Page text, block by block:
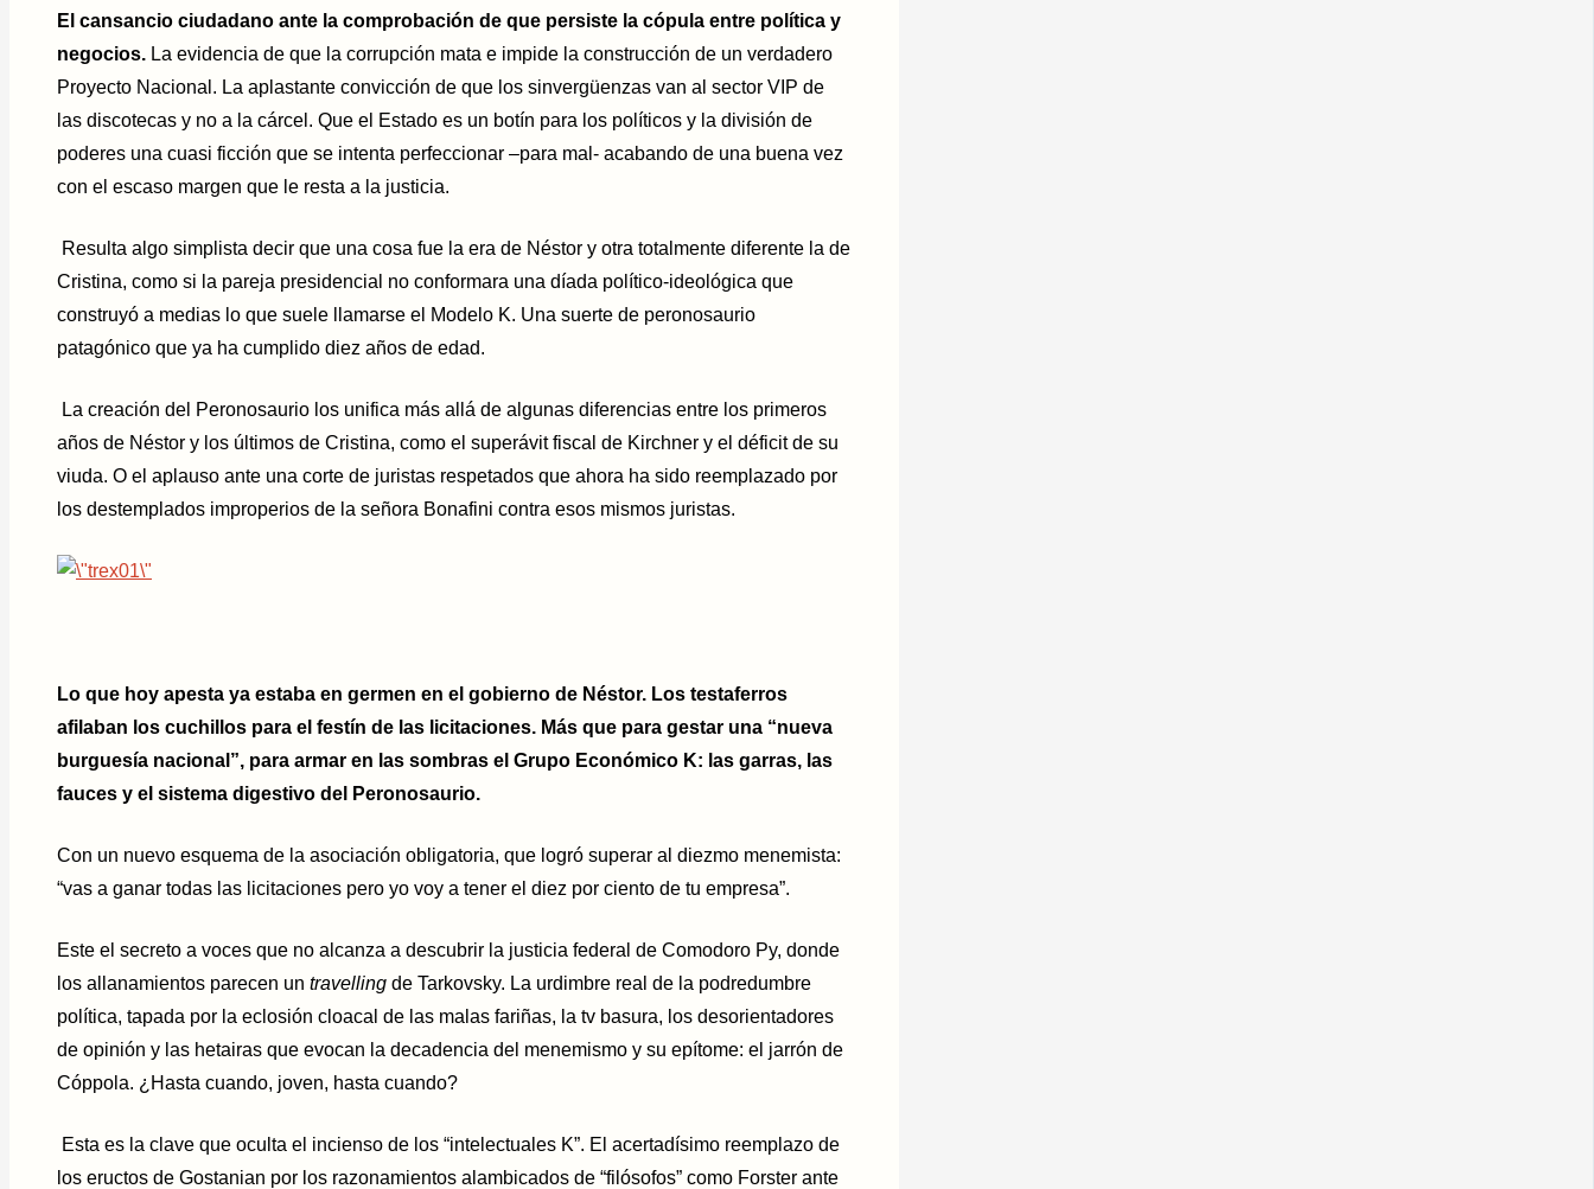
El cansancio ciudadano ante la comprobación de que persiste la cópula entre política y
negocios. La evidencia de que la corrupción mata e impide la construcción de un verdadero
Proyecto Nacional. La aplastante convicción de que los sinvergüenzas van al sector VIP de
las discotecas y no a la cárcel. Que el Estado es un botín para los políticos y la división de
poderes una cuasi ficción que se intenta perfeccionar –para mal- acabando de una buena vez
con el escaso margen que le resta a la justicia.
Resulta algo simplista decir que una cosa fue la era de Néstor y otra totalmente diferente la de
Cristina, como si la pareja presidencial no conformara una díada político-ideológica que
construyó a medias lo que suele llamarse el Modelo K. Una suerte de peronosaurio
patagónico que ya ha cumplido diez años de edad.
La creación del Peronosaurio los unifica más allá de algunas diferencias entre los primeros
años de Néstor y los últimos de Cristina, como el superávit fiscal de Kirchner y el déficit de su
viuda. O el aplauso ante una corte de juristas respetados que ahora ha sido reemplazado por
los destemplados improperios de la señora Bonafini contra esos mismos juristas.
Lo que hoy apesta ya estaba en germen en el gobierno de Néstor. Los testaferros
afilaban los cuchillos para el festín de las licitaciones. Más que para gestar una “nueva
burguesía nacional”, para armar en las sombras el Grupo Económico K: las garras, las
fauces y el sistema digestivo del Peronosaurio.
Con un nuevo esquema de la asociación obligatoria, que logró superar al diezmo menemista:
“vas a ganar todas las licitaciones pero yo voy a tener el diez por ciento de tu empresa”.
Este el secreto a voces que no alcanza a descubrir la justicia federal de Comodoro Py, donde
los allanamientos parecen un travelling de Tarkovsky. La urdimbre real de la podredumbre
política, tapada por la eclosión cloacal de las malas fariñas, la tv basura, los desorientadores
de opinión y las hetairas que evocan la decadencia del menemismo y su epítome: el jarrón de
Cóppola. ¿Hasta cuando, joven, hasta cuando?
Esta es la clave que oculta el incienso de los “intelectuales K”. El acertadísimo reemplazo de
los eructos de Gostanian por los razonamientos alambicados de “filósofos” como Forster ante